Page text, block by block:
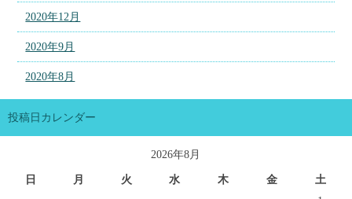
2020年12月
2020年9月
2020年8月
投稿日カレンダー
2026年8月
日 月 火 水 木 金
土